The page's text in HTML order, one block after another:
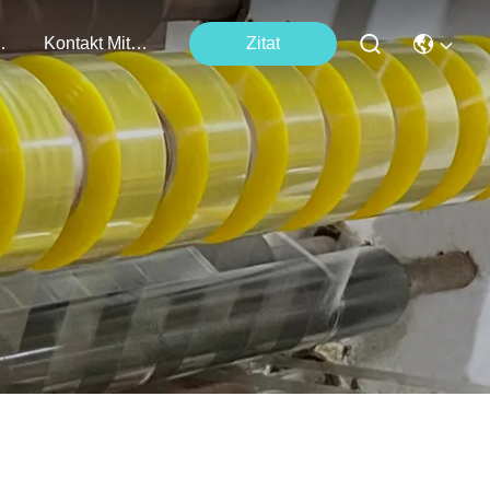
Kontakt Mit Uns Zitat